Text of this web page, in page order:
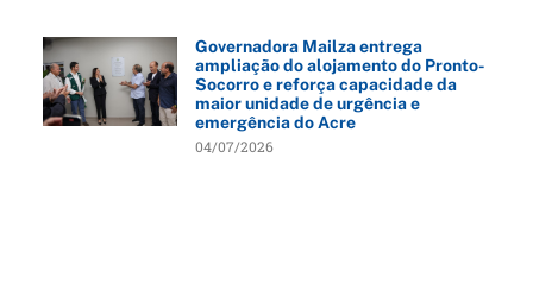
Governadora Mailza entrega
ampliação do alojamento do Pronto-
Socorro e reforça capacidade da
maior unidade de urgência e
emergência do Acre
04/07/2026